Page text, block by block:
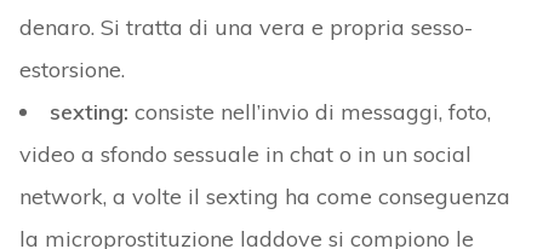
denaro. Si tratta di una vera e propria sesso-
estorsione.
sexting: consiste nell’invio di messaggi, foto,
video a sfondo sessuale in chat o in un social
network, a volte il sexting ha come conseguenza
la microprostituzione laddove si compiono le